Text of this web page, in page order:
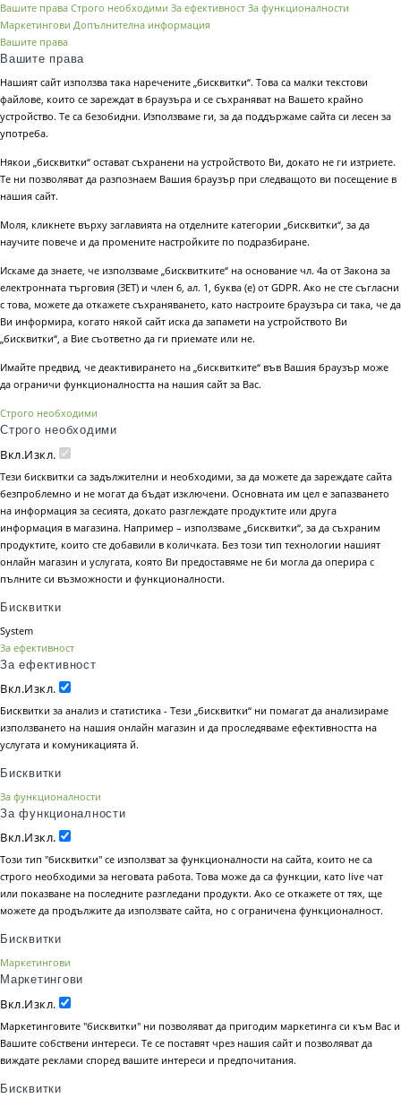
Вашите права Строго необходими За ефективност За функционалности
Маркетингови Допълнителна информация
Вашите права
Вашите права
Нашият сайт използва така наречените „бисквитки“. Това са малки текстови
файлове, които се зареждат в браузъра и се съхраняват на Вашето крайно
устройство. Те са безобидни. Използваме ги, за да поддържаме сайта си лесен за
употреба.
Някои „бисквитки“ остават съхранени на устройството Ви, докато не ги изтриете.
Те ни позволяват да разпознаем Вашия браузър при следващото ви посещение в
нашия сайт.
Моля, кликнете върху заглавията на отделните категории „бисквитки“, за да
научите повече и да промените настройките по подразбиране.
Искаме да знаете, че използваме „бисквитките“ на основание чл. 4а от Закона за
електронната търговия (ЗЕТ) и член 6, ал. 1, буква (е) от GDPR. Ако не сте съгласни
с това, можете да откажете съхраняването, като настроите браузъра си така, че да
Ви информира, когато някой сайт иска да запамети на устройството Ви
„бисквитки“, а Вие съответно да ги приемате или не.
Имайте предвид, че деактивирането на „бисквитките“ във Вашия браузър може
да ограничи функционалността на нашия сайт за Вас.
Строго необходими
Строго необходими
Вкл.Изкл.
Тези бисквитки са задължителни и необходими, за да можете да зареждате сайта
безпроблемно и не могат да бъдат изключени. Основната им цел е запазването
на информация за сесията, докато разглеждате продуктите или друга
информация в магазина. Например – използваме „бисквитки“, за да съхраним
продуктите, които сте добавили в количката. Без този тип технологии нашият
онлайн магазин и услугата, която Ви предоставяме не би могла да оперира с
пълните си възможности и функционалности.
Бисквитки
System
За ефективност
За ефективност
Вкл.Изкл.
Бисквитки за анализ и статистика - Тези „бисквитки“ ни помагат да анализираме
използването на нашия онлайн магазин и да проследяваме ефективността на
услугата и комуникацията й.
Бисквитки
За функционалности
За функционалности
Вкл.Изкл.
Този тип "бисквитки" се използват за функционалности на сайта, които не са
строго необходими за неговата работа. Това може да са функции, като live чат
или показване на последните разгледани продукти. Ако се откажете от тях, ще
можете да продължите да използвате сайта, но с ограничена функционалност.
Бисквитки
Маркетингови
Маркетингови
Вкл.Изкл.
Маркетинговите "бисквитки" ни позволяват да пригодим маркетинга си към Вас и
Вашите собствени интереси. Те се поставят чрез нашия сайт и позволяват да
виждате реклами според вашите интереси и предпочитания.
Бисквитки